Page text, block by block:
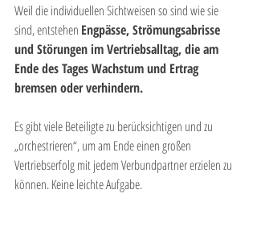
Weil die individuellen Sichtweisen so sind wie sie
sind, entstehen Engpässe, Strömungsabrisse
und Störungen im Vertriebsalltag, die am
Ende des Tages Wachstum und Ertrag
bremsen oder verhindern.
Es gibt viele Beteiligte zu berücksichtigen und zu
„orchestrieren“, um am Ende einen großen
Vertriebserfolg mit jedem Verbundpartner erzielen zu
können. Keine leichte Aufgabe.